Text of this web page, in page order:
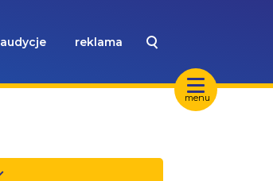
menu
audycje reklama